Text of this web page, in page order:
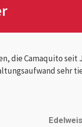
die Camaquito
sehr